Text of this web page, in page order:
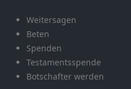
Weitersagen
Beten
Spenden
Testamentsspende
Botschafter werden